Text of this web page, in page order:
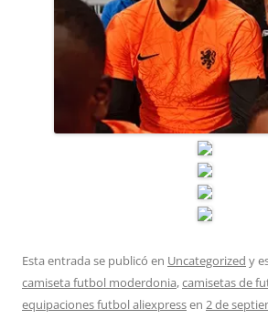
Esta entrada se publicó en Uncategorized y
camiseta futbol moderdonia,camisetas de
equipaciones futbol aliexpressen 2 de